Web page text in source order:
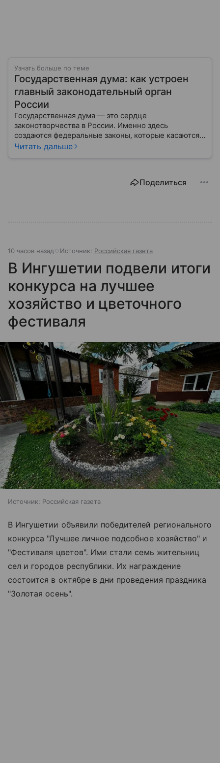
Узнать больше по теме
Государственная дума: как устроен
главный законодательный орган
России
Государственная дума — это сердце
законотворчества в России. Именно здесь
создаются федеральные законы, которые касаются
жизни каждого гражданина: от образования и
Читать дальше
Поделиться
10 часов назад Источник: Российская газета
В Ингушетии подвели итоги
конкурса на лучшее
хозяйство и цветочного
фестиваля
Источник: Российская газета
В Ингушетии объявили победителей регионального
конкурса "Лучшее личное подсобное хозяйство" и
"Фестиваля цветов". Ими стали семь жительниц
сел и городов республики. Их награждение
состоится в октябре в дни проведения праздника
"Золотая осень".